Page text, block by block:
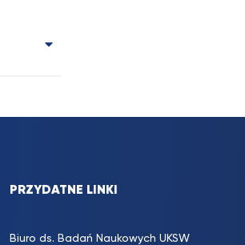
PRZYDATNE LINKI
Biuro ds. Badań Naukowych UKSW